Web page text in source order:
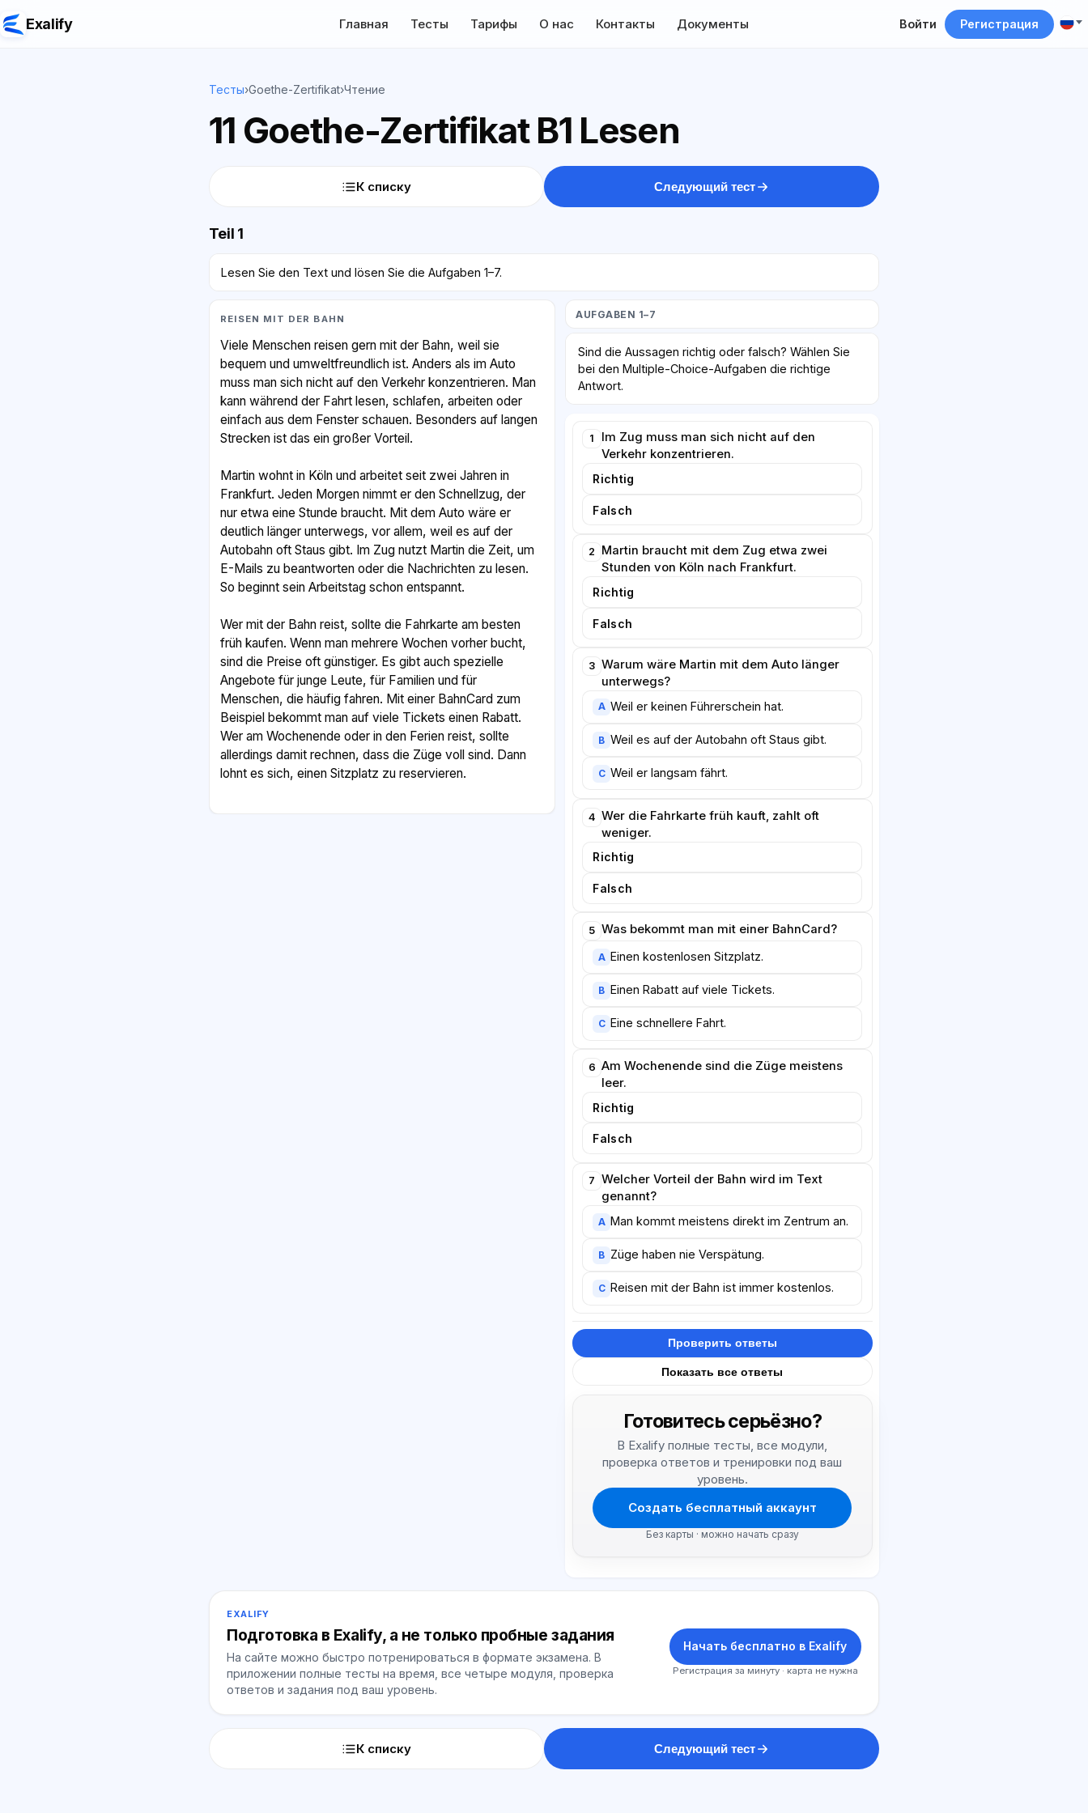
Exalify Главная Тесты Тарифы О нас Контакты Документы Войти Регистрация
Тесты›Goethe-Zertifikat›Чтение
11 Goethe-Zertifikat B1 Lesen
К списку Следующий тест
Teil 1
Lesen Sie den Text und lösen Sie die Aufgaben 1–7.
REISEN MIT DER BAHN
Viele Menschen reisen gern mit der Bahn, weil sie
bequem und umweltfreundlich ist. Anders als im Auto
muss man sich nicht auf den Verkehr konzentrieren. Man
kann während der Fahrt lesen, schlafen, arbeiten oder
einfach aus dem Fenster schauen. Besonders auf langen
Strecken ist das ein großer Vorteil.
Martin wohnt in Köln und arbeitet seit zwei Jahren in
Frankfurt. Jeden Morgen nimmt er den Schnellzug, der
nur etwa eine Stunde braucht. Mit dem Auto wäre er
deutlich länger unterwegs, vor allem, weil es auf der
Autobahn oft Staus gibt. Im Zug nutzt Martin die Zeit, um
E-Mails zu beantworten oder die Nachrichten zu lesen.
So beginnt sein Arbeitstag schon entspannt.
Wer mit der Bahn reist, sollte die Fahrkarte am besten
früh kaufen. Wenn man mehrere Wochen vorher bucht,
sind die Preise oft günstiger. Es gibt auch spezielle
Angebote für junge Leute, für Familien und für
Menschen, die häufig fahren. Mit einer BahnCard zum
Beispiel bekommt man auf viele Tickets einen Rabatt.
Wer am Wochenende oder in den Ferien reist, sollte
allerdings damit rechnen, dass die Züge voll sind. Dann
lohnt es sich, einen Sitzplatz zu reservieren.
AUFGABEN 1–7
Sind die Aussagen richtig oder falsch? Wählen Sie
bei den Multiple-Choice-Aufgaben die richtige
Antwort.
1
Im Zug muss man sich nicht auf den
Verkehr konzentrieren.
Richtig
Falsch
2
Martin braucht mit dem Zug etwa zwei
Stunden von Köln nach Frankfurt.
Richtig
Falsch
3 Warum wäre Martin mit dem Auto länger
unterwegs?
A Weil er keinen Führerschein hat.
B Weil es auf der Autobahn oft Staus gibt.
C Weil er langsam fährt.
4 Wer die Fahrkarte früh kauft, zahlt oft
weniger.
Richtig
Falsch
5 Was bekommt man mit einer BahnCard?
A Einen kostenlosen Sitzplatz.
B Einen Rabatt auf viele Tickets.
C Eine schnellere Fahrt.
6 Am Wochenende sind die Züge meistens
leer.
Richtig
Falsch
7
Welcher Vorteil der Bahn wird im Text
genannt?
A Man kommt meistens direkt im Zentrum an.
B Züge haben nie Verspätung.
C Reisen mit der Bahn ist immer kostenlos.
Проверить ответы
Показать все ответы
Готовитесь серьёзно?
В Exalify полные тесты, все модули,
проверка ответов и тренировки под ваш
уровень.
Создать бесплатный аккаунт
Без карты · можно начать сразу
EXALIFY
Подготовка в Exalify, а не только пробные задания
На сайте можно быстро потренироваться в формате экзамена. В
приложении полные тесты на время, все четыре модуля, проверка
ответов и задания под ваш уровень.
Начать бесплатно в Exalify
Регистрация за минуту · карта не нужна
К списку Следующий тест